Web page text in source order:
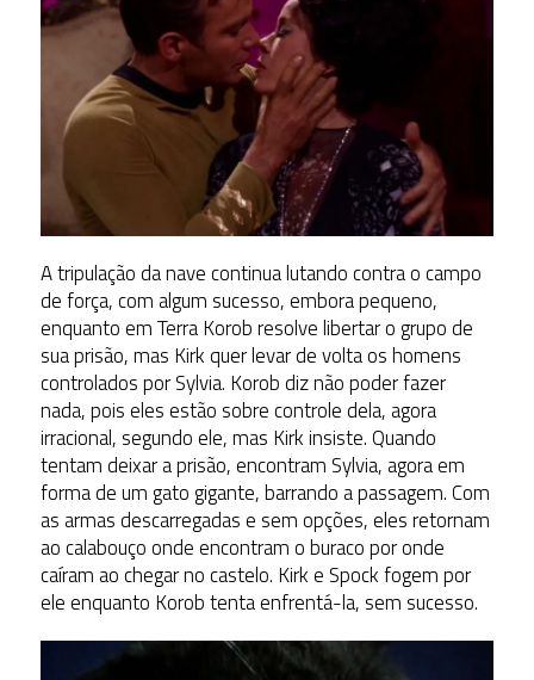
A tripulação da nave continua lutando contra o campo
de força, com algum sucesso, embora pequeno,
enquanto em Terra Korob resolve libertar o grupo de
sua prisão, mas Kirk quer levar de volta os homens
controlados por Sylvia. Korob diz não poder fazer
nada, pois eles estão sobre controle dela, agora
irracional, segundo ele, mas Kirk insiste. Quando
tentam deixar a prisão, encontram Sylvia, agora em
forma de um gato gigante, barrando a passagem. Com
as armas descarregadas e sem opções, eles retornam
ao calabouço onde encontram o buraco por onde
caíram ao chegar no castelo. Kirk e Spock fogem por
ele enquanto Korob tenta enfrentá-la, sem sucesso.